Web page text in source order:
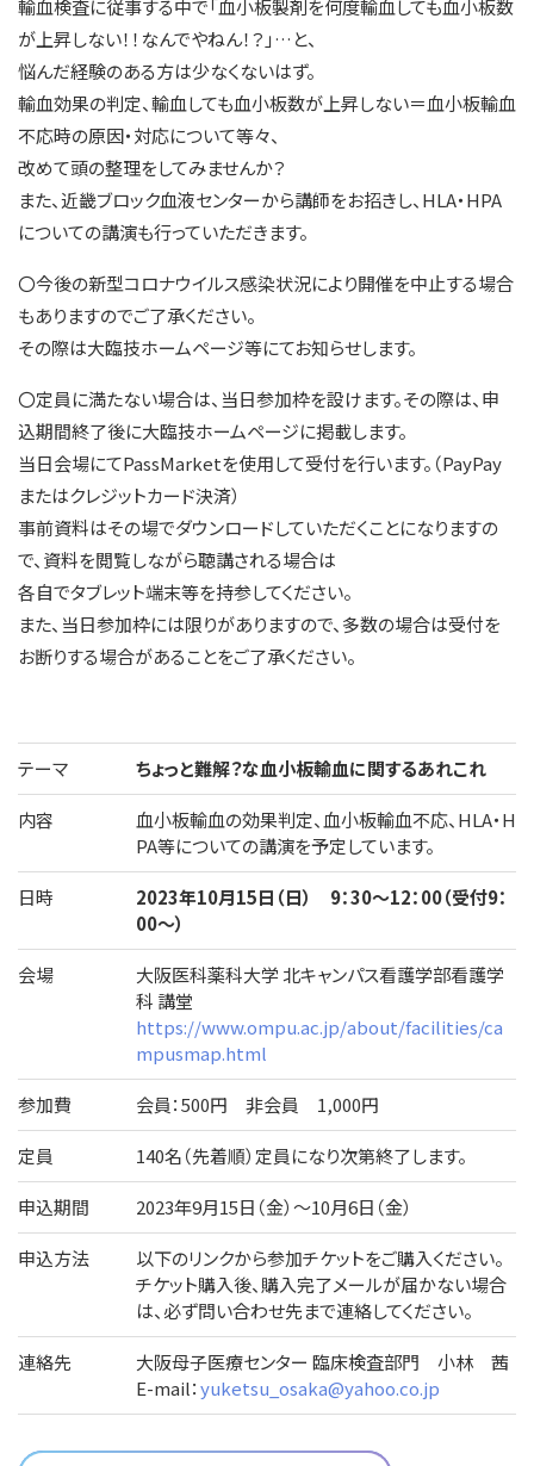
輸血検査に従事する中で「血小板製剤を何度輸血しても血小板数
が上昇しない！！なんでやねん！？」…と、
悩んだ経験のある方は少なくないはず。
輸血効果の判定、輸血しても血小板数が上昇しない＝血小板輸血
不応時の原因・対応について等々、
改めて頭の整理をしてみませんか？
また、近畿ブロック血液センターから講師をお招きし、HLA・HPA
についての講演も行っていただきます。
〇今後の新型コロナウイルス感染状況により開催を中止する場合
もありますのでご了承ください。
その際は大臨技ホームページ等にてお知らせします。
〇定員に満たない場合は、当日参加枠を設けます。その際は、申
込期間終了後に大臨技ホームページに掲載します。
当日会場にてPassMarketを使用して受付を行います。（PayPay
またはクレジットカード決済）
事前資料はその場でダウンロードしていただくことになりますの
で、資料を閲覧しながら聴講される場合は
各自でタブレット端末等を持参してください。
また、当日参加枠には限りがありますので、多数の場合は受付を
お断りする場合があることをご了承ください。
テーマ ちょっと難解？な血小板輸血に関するあれこれ
内容
血小板輸血の効果判定、血小板輸血不応、HLA・H
PA等についての講演を予定しています。
日時
2023年10月15日（日） 9：30～12：00（受付9：
00～）
会場
大阪医科薬科大学 北キャンパス看護学部看護学
科 講堂
https://www.ompu.ac.jp/about/facilities/ca
mpusmap.html
参加費 会員：500円 非会員 1,000円
定員 140名（先着順）定員になり次第終了します。
申込期間 2023年9月15日（金）～10月6日（金）
申込方法
以下のリンクから参加チケットをご購入ください。
チケット購入後、購入完了メールが届かない場合
は、必ず問い合わせ先まで連絡してください。
連絡先
大阪母子医療センター 臨床検査部門 小林 茜
E-mail：yuketsu_osaka@yahoo.co.jp